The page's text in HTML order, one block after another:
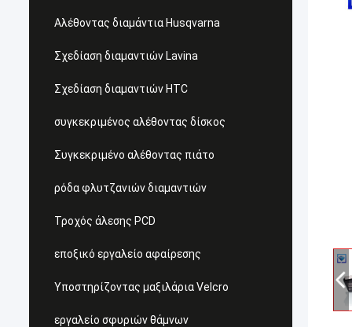
Αλέθοντας διαμάντια Husqvarna
Σχεδίαση διαμαντιών Lavina
Σχεδίαση διαμαντιών HTC
συγκεκριμένος αλέθοντας δίσκος
Συγκεκριμένο αλέθοντας πιάτο
ρόδα φλυτζανιών διαμαντιών
Τροχός άλεσης PCD
εποξικό εργαλείο αφαίρεσης
Υποστηρίζοντας μαξιλάρια Velcro
εργαλείο σφυριών θάμνων